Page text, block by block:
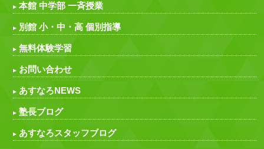
本館 中学部 一斉授業
別館 小・中・高 個別指導
無料体験学習
お問い合わせ
あすなろNEWS
塾長ブログ
あすなろスタッフブログ